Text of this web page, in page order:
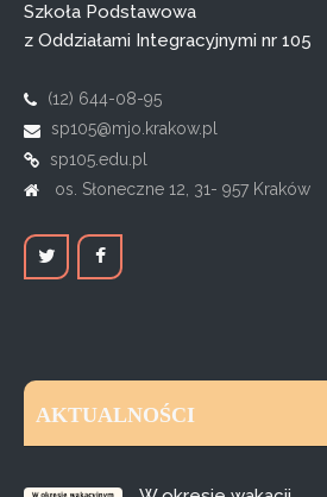
Szkoła Podstawowa
z Oddziałami Integracyjnymi nr 105
(12) 644-08-95
sp105@mjo.krakow.pl
sp105.edu.pl
os. Słoneczne 12, 31- 957 Kraków
AKTUALNOŚCI